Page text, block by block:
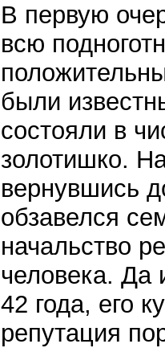
В первую
всю
были
состояли в
золотишко.
вернувшись
обзавелся
начальство
человека. Да
42 года, его
репутация